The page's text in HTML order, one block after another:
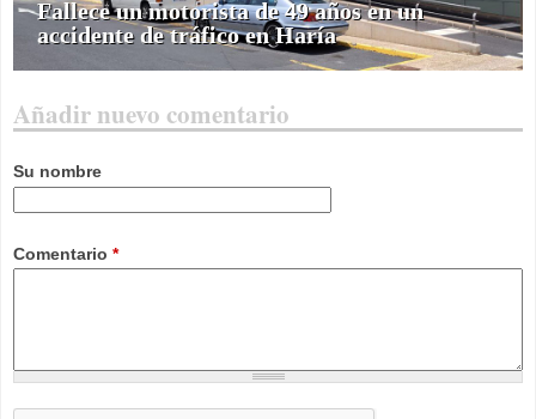
Fallece un motorista de 49 años en un
accidente de tráfico en Haría
Añadir nuevo comentario
Su nombre
Comentario *